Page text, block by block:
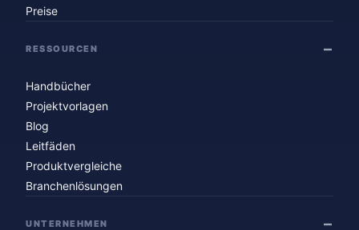
Preise
RESSOURCEN
Handbücher
Projektvorlagen
Blog
Leitfäden
Produktvergleiche
Branchenlösungen
UNTERNEHMEN